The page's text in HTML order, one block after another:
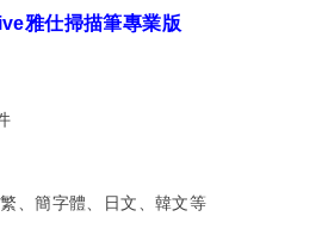
雅仕掃描筆專業版
、簡字體、日文、韓文等